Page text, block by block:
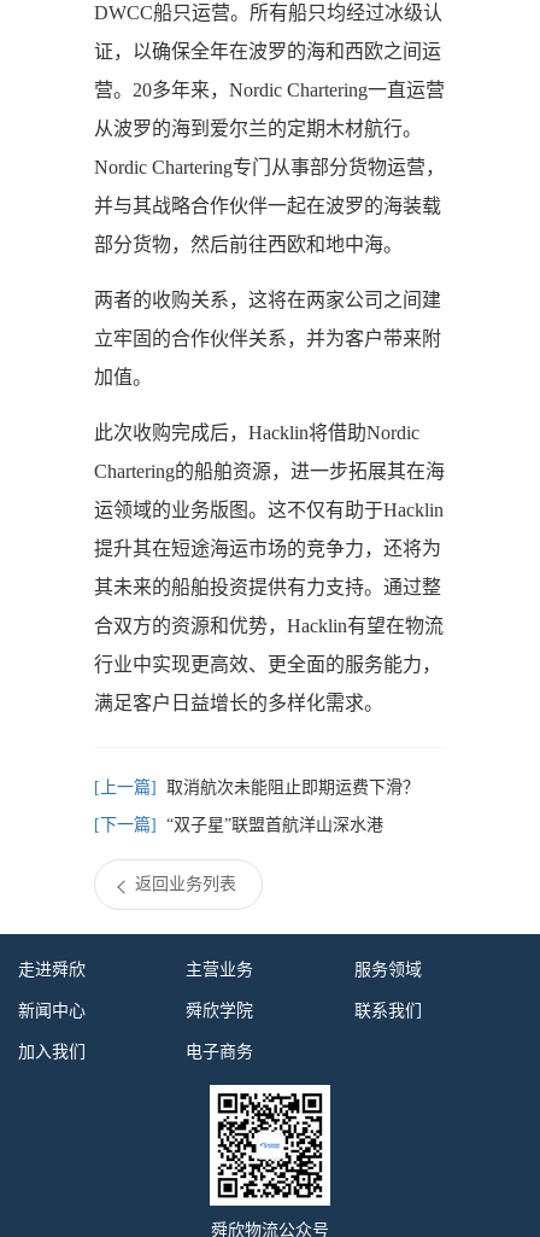
DWCC船只运营。所有船只均经过冰级认
证，以确保全年在波罗的海和西欧之间运
营。20多年来，Nordic Chartering一直运营
从波罗的海到爱尔兰的定期木材航行。
Nordic Chartering专门从事部分货物运营，
并与其战略合作伙伴一起在波罗的海装载
部分货物，然后前往西欧和地中海。
两者的收购关系，这将在两家公司之间建
立牢固的合作伙伴关系，并为客户带来附
加值。
此次收购完成后，Hacklin将借助Nordic
Chartering的船舶资源，进一步拓展其在海
运领域的业务版图。这不仅有助于Hacklin
提升其在短途海运市场的竞争力，还将为
其未来的船舶投资提供有力支持。通过整
合双方的资源和优势，Hacklin有望在物流
行业中实现更高效、更全面的服务能力，
满足客户日益增长的多样化需求。
取消航次未能阻止即期运费下滑？
“双子星”联盟首航洋山深水港
返回业务列表
走进舜欣 主营业务 服务领域
新闻中心 舜欣学院 联系我们
加入我们 电子商务
舜欣物流公众号